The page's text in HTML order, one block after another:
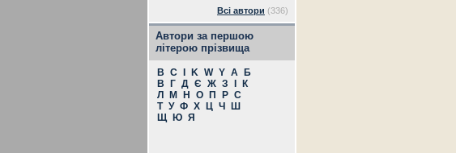
Всі автори (336)
Автори за першою
літерою прізвища
B C K W Y А
Б
В
Г Д Є Ж З
К
Л
М Н О П Р С
Т У Ф Х Ц Ч
Ш
Щ
Ю Я